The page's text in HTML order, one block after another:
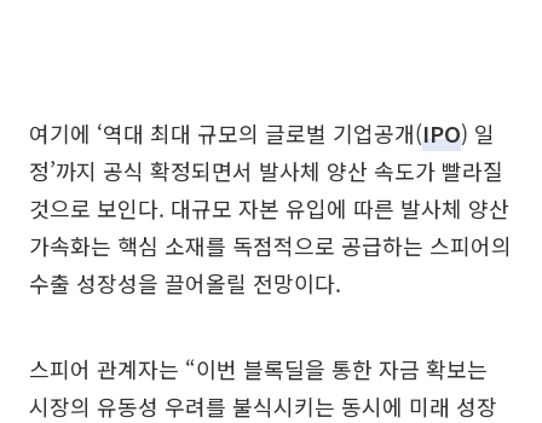
여기에 ‘역대 최대 규모의 글로벌 기업공개(IPO) 일
정’까지 공식 확정되면서 발사체 양산 속도가 빨라질
것으로 보인다. 대규모 자본 유입에 따른 발사체 양산
가속화는 핵심 소재를 독점적으로 공급하는 스피어의
수출 성장성을 끌어올릴 전망이다.
스피어 관계자는 “이번 블록딜을 통한 자금 확보는
시장의 유동성 우려를 불식시키는 동시에 미래 성장